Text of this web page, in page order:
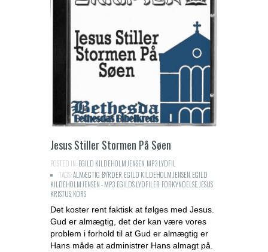
Jesus Stiller Stormen På Søen
POSTED IN:EGILD KILDEHOLM JENSEN MP3 LYDFIL
TAGS:ALMÆGTIG BYRDER EGILD KILDEHOLM JENSEN EGILD
KILDEHOLM JENSEN - MP3 EGILDS LYDFILER FORKYNDELSE JESUS
KRISTUS KORS
Det koster rent faktisk at følges med Jesus.
Gud er almægtig, det der kan være vores
problem i forhold til at Gud er almægtig er
Hans måde at administrer Hans almagt på.